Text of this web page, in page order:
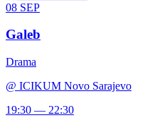
08 SEP
Galeb
Drama
@ ICIKUM Novo Sarajevo
19:30 — 22:30